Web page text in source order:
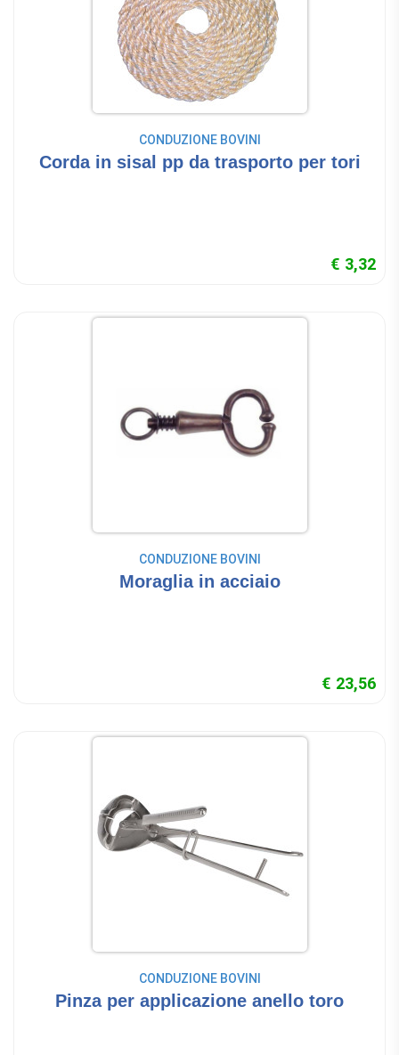
CONDUZIONE BOVINI
Corda in sisal pp da trasporto per tori
€ 3,32
CONDUZIONE BOVINI
Moraglia in acciaio
€ 23,56
CONDUZIONE BOVINI
Pinza per applicazione anello toro